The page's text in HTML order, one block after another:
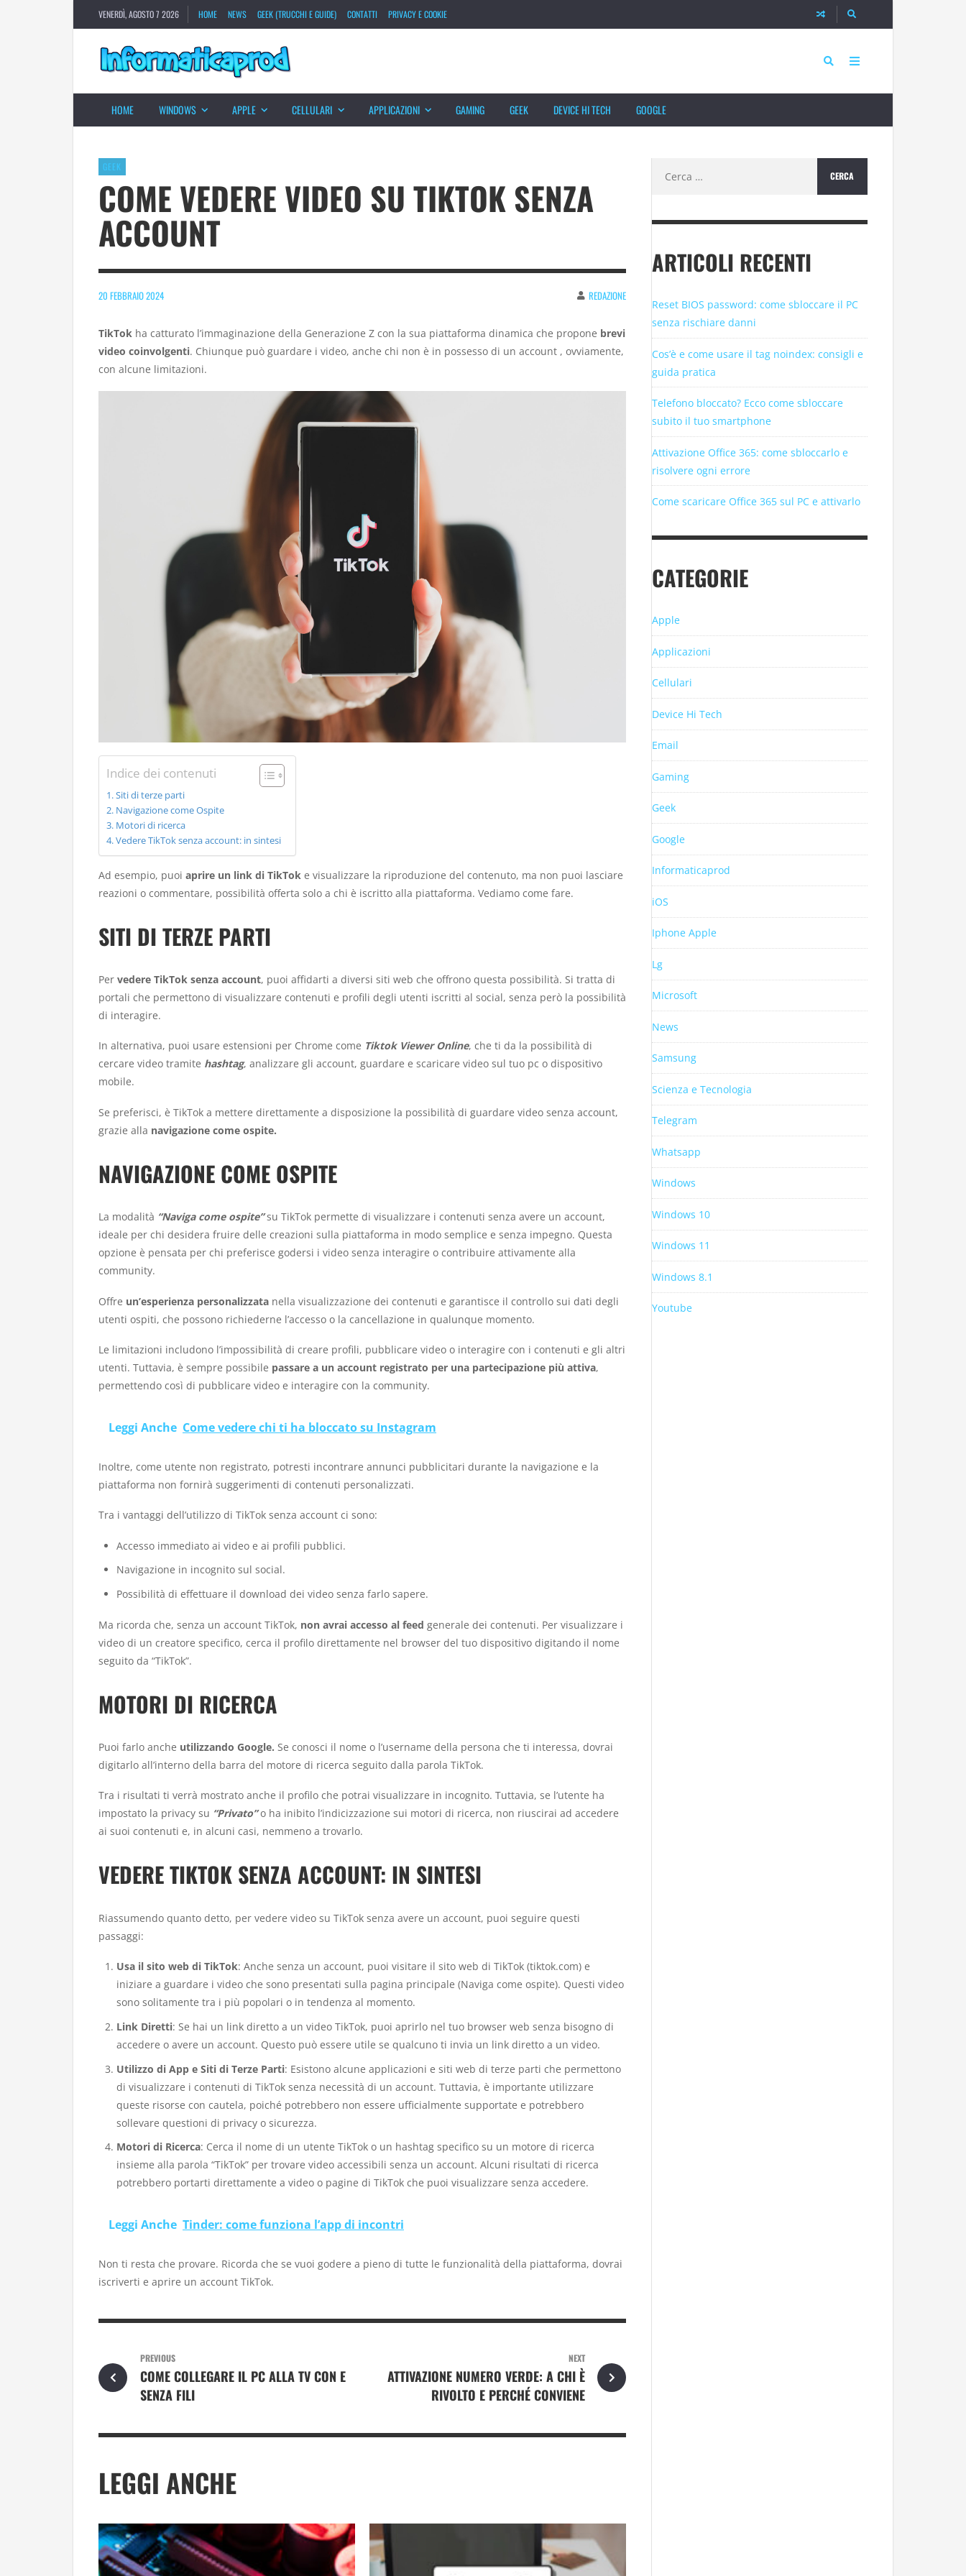
VENERDÌ, AGOSTO 7 2026 HOME NEWS GEEK (TRUCCHI E GUIDE) CONTATTI PRIVACY E COOKIE
HOME WINDOWS APPLE CELLULARI APPLICAZIONI GAMING GEEK DEVICE HI TECH GOOGLE
GEEK
COME VEDERE VIDEO SU TIKTOK SENZA
ACCOUNT
20 FEBBRAIO 2024 REDAZIONE
TikTok ha catturato l’immaginazione della Generazione Z con la sua piattaforma dinamica che propone brevi
video coinvolgenti. Chiunque può guardare i video, anche chi non è in possesso di un account , ovviamente,
con alcune limitazioni.
Indice dei contenuti
Siti di terze parti
Navigazione come Ospite
Motori di ricerca
Vedere TikTok senza account: in sintesi
Ad esempio, puoi aprire un link di TikTok e visualizzare la riproduzione del contenuto, ma non puoi lasciare
reazioni o commentare, possibilità offerta solo a chi è iscritto alla piattaforma. Vediamo come fare.
SITI DI TERZE PARTI
Per vedere TikTok senza account, puoi affidarti a diversi siti web che offrono questa possibilità. Si tratta di
portali che permettono di visualizzare contenuti e profili degli utenti iscritti al social, senza però la possibilità
di interagire.
In alternativa, puoi usare estensioni per Chrome come Tiktok Viewer Online, che ti da la possibilità di
cercare video tramite hashtag, analizzare gli account, guardare e scaricare video sul tuo pc o dispositivo
mobile.
Se preferisci, è TikTok a mettere direttamente a disposizione la possibilità di guardare video senza account,
grazie alla navigazione come ospite.
NAVIGAZIONE COME OSPITE
La modalità “Naviga come ospite”su TikTok permette di visualizzare i contenuti senza avere un account,
ideale per chi desidera fruire delle creazioni sulla piattaforma in modo semplice e senza impegno. Questa
opzione è pensata per chi preferisce godersi i video senza interagire o contribuire attivamente alla
community.
Offre un’esperienza personalizzata nella visualizzazione dei contenuti e garantisce il controllo sui dati degli
utenti ospiti, che possono richiederne l’accesso o la cancellazione in qualunque momento.
Le limitazioni includono l’impossibilità di creare profili, pubblicare video o interagire con i contenuti e gli altri
utenti. Tuttavia, è sempre possibile passare a un account registrato per una partecipazione più attiva,
permettendo così di pubblicare video e interagire con la community.
Leggi Anche Come vedere chi ti ha bloccato su Instagram
Inoltre, come utente non registrato, potresti incontrare annunci pubblicitari durante la navigazione e la
piattaforma non fornirà suggerimenti di contenuti personalizzati.
Tra i vantaggi dell’utilizzo di TikTok senza account ci sono:
Accesso immediato ai video e ai profili pubblici.
Navigazione in incognito sul social.
Possibilità di effettuare il download dei video senza farlo sapere.
Ma ricorda che, senza un account TikTok, non avrai accesso al feed generale dei contenuti. Per visualizzare i
video di un creatore specifico, cerca il profilo direttamente nel browser del tuo dispositivo digitando il nome
seguito da “TikTok”.
MOTORI DI RICERCA
Puoi farlo anche utilizzando Google. Se conosci il nome o l’username della persona che ti interessa, dovrai
digitarlo all’interno della barra del motore di ricerca seguito dalla parola TikTok.
Tra i risultati ti verrà mostrato anche il profilo che potrai visualizzare in incognito. Tuttavia, se l’utente ha
impostato la privacy su “Privato”o ha inibito l’indicizzazione sui motori di ricerca, non riuscirai ad accedere
ai suoi contenuti e, in alcuni casi, nemmeno a trovarlo.
VEDERE TIKTOK SENZA ACCOUNT: IN SINTESI
Riassumendo quanto detto, per vedere video su TikTok senza avere un account, puoi seguire questi
passaggi:
Usa il sito web di TikTok: Anche senza un account, puoi visitare il sito web di TikTok (tiktok.com) e
iniziare a guardare i video che sono presentati sulla pagina principale (Naviga come ospite). Questi video
sono solitamente tra i più popolari o in tendenza al momento.
Link Diretti: Se hai un link diretto a un video TikTok, puoi aprirlo nel tuo browser web senza bisogno di
accedere o avere un account. Questo può essere utile se qualcuno ti invia un link diretto a un video.
Utilizzo di App e Siti di Terze Parti: Esistono alcune applicazioni e siti web di terze parti che permettono
di visualizzare i contenuti di TikTok senza necessità di un account. Tuttavia, è importante utilizzare
queste risorse con cautela, poiché potrebbero non essere ufficialmente supportate e potrebbero
sollevare questioni di privacy o sicurezza.
Motori di Ricerca: Cerca il nome di un utente TikTok o un hashtag specifico su un motore di ricerca
insieme alla parola “TikTok” per trovare video accessibili senza un account. Alcuni risultati di ricerca
potrebbero portarti direttamente a video o pagine di TikTok che puoi visualizzare senza accedere.
Leggi Anche Tinder: come funziona l’app di incontri
Non ti resta che provare. Ricorda che se vuoi godere a pieno di tutte le funzionalità della piattaforma, dovrai
iscriverti e aprire un account TikTok.
PREVIOUS
COME COLLEGARE IL PC ALLA TV CON E
SENZA FILI
NEXT
ATTIVAZIONE NUMERO VERDE: A CHI È
RIVOLTO E PERCHÉ CONVIENE
LEGGI ANCHE
per:
ARTICOLI RECENTI
Reset BIOS password: come sbloccare il PC
senza rischiare danni
Cos’è e come usare il tag noindex: consigli e
guida pratica
Telefono bloccato? Ecco come sbloccare
subito il tuo smartphone
Attivazione Office 365: come sbloccarlo e
risolvere ogni errore
Come scaricare Office 365 sul PC e attivarlo
CATEGORIE
Apple
Applicazioni
Cellulari
Device Hi Tech
Email
Gaming
Geek
Google
Informaticaprod
iOS
Iphone Apple
Lg
Microsoft
News
Samsung
Scienza e Tecnologia
Telegram
Whatsapp
Windows
Windows 10
Windows 11
Windows 8.1
Youtube